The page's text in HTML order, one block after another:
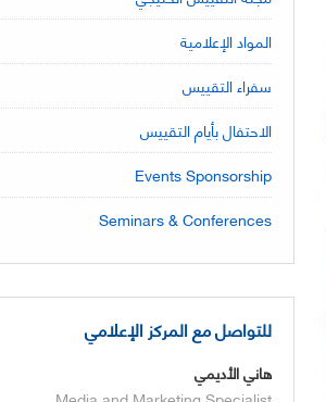
المواد الإعلامية
سفراء التقييس
الاحتفال بأيام التقييس
Events Sponsorship
Seminars & Conferences
للتواصل مع المركز الإعلامي
هاني الأديمي